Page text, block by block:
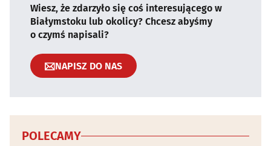
Wiesz, że zdarzyło się coś interesującego w
Białymstoku lub okolicy? Chcesz abyśmy
o czymś napisali?
NAPISZ DO NAS
POLECAMY